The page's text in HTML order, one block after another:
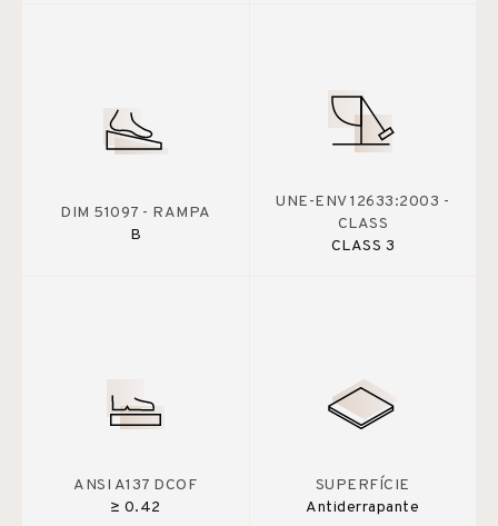
DIM 51097 - RAMPA
B
UNE-ENV 12633:2003 -
CLASS
CLASS 3
ANSI A137 DCOF
≥ 0.42
SUPERFÍCIE
Antiderrapante